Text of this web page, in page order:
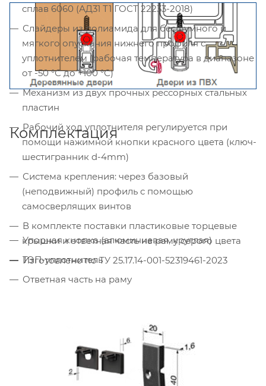
сплав 6060 (АД31 Т1 ГОСТ 22233-2018)
Слайдеры из полиамида для бесшумного и
мягкого опускания нижнего профиля с
уплотнителем (рабочая температура в диапазоне
от -50 °С до +100 °С)
Механизм из двух прочных рессорных стальных
пластин
Рабочий ход уплотнителя регулируется при
помощи нажимной кнопки красного цвета (ключ-
шестигранник d-4mm)
Система крепления: через базовый
(неподвижный) профиль с помощью
самосверлящих винтов
В комплекте поставки пластиковые торцевые
крышки и ответная часть на раму серого цвета
Изготовлено по ТУ 25.17.14-001-52319461-2023
Комплектация
Упорная кнопка (алюминиевая, круглая)
ТЭП-уплотнитель
Ответная часть на раму